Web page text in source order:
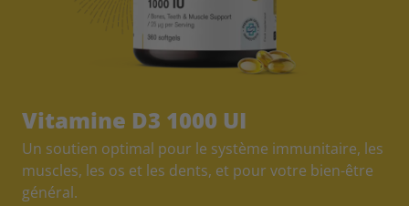
Vitamine D3 1000 UI
Un soutien optimal pour le système immunitaire, les
muscles, les os et les dents, et pour votre bien-être
général.